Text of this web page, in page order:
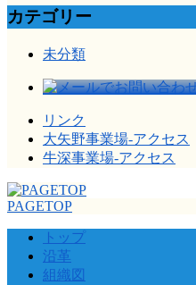
カテゴリー
未分類
リンク
大矢野事業場-アクセス
牛深事業場-アクセス
PAGETOP
トップ
沿革
組織図